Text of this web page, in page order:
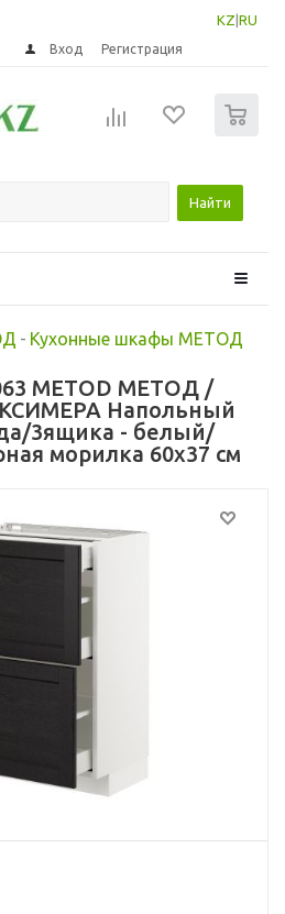
KZ RU
Вход Регистрация
Найти
- Кухонные шкафы МЕТОД
METOD МЕТОД /
Напольный
3ящика - белый/
морилка 60x37 см